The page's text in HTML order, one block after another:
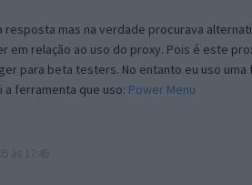
mas na verdade procurava
em relação ao uso do proxy. Pois é este
para beta testers. No entanto eu uso uma
ferramenta que uso: Power Menu